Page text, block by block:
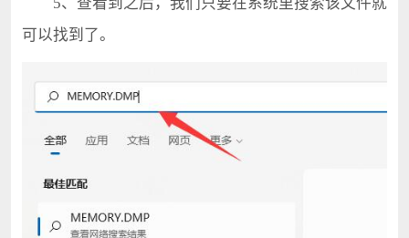
可以找到了。